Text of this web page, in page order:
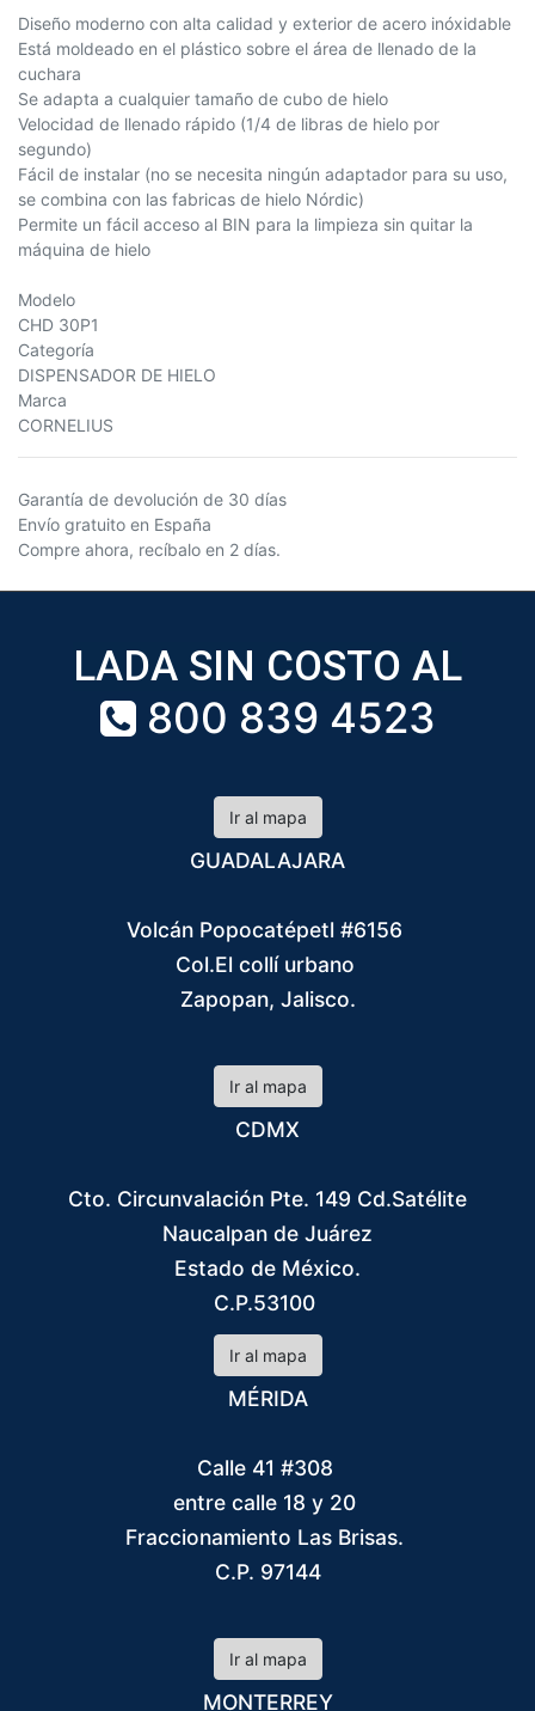
Diseño moderno con alta calidad y exterior de acero inóxidable
Está moldeado en el plástico sobre el área de llenado de la
cuchara
Se adapta a cualquier tamaño de cubo de hielo
Velocidad de llenado rápido (1/4 de libras de hielo por
segundo)
Fácil de instalar (no se necesita ningún adaptador para su uso,
se combina con las fabricas de hielo Nórdic)
Permite un fácil acceso al BIN para la limpieza sin quitar la
máquina de hielo
Modelo
CHD 30P1
Categoría
DISPENSADOR DE HIELO
Marca
CORNELIUS
Garantía de devolución de 30 días
Envío gratuito en España
Compre ahora, recíbalo en 2 días.
LADA SIN COSTO AL
800 839 4523
Ir al mapa
GUADALAJARA
Volcán Popocatépetl #6156
Col.El collí urbano
Zapopan, Jalisco.
Ir al mapa
CDMX
Cto. Circunvalación Pte. 149 Cd.Satélite
Naucalpan de Juárez
Estado de México.
C.P.53100
Ir al mapa
MÉRIDA
Calle 41 #308
entre calle 18 y 20
Fraccionamiento Las Brisas.
C.P. 97144
Ir al mapa
MONTERREY